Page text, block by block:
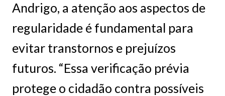
Andrigo, a atenção aos aspectos de
regularidade é fundamental para
evitar transtornos e prejuízos
futuros. “Essa verificação prévia
protege o cidadão contra possíveis